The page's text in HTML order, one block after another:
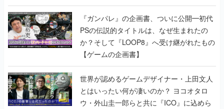
書】
『ガンパレ』の企画書、ついに公開━初代
PSの伝説的タイトルは、なぜ生まれたの
か？そして『LOOP8』へ受け継がれたもの
【ゲームの企画書】
世界が認めるゲームデザイナー・上田文人
とはいったい何が凄いのか？ ヨコオタロ
ウ・外山圭一郎らと共に『ICO』に込めら